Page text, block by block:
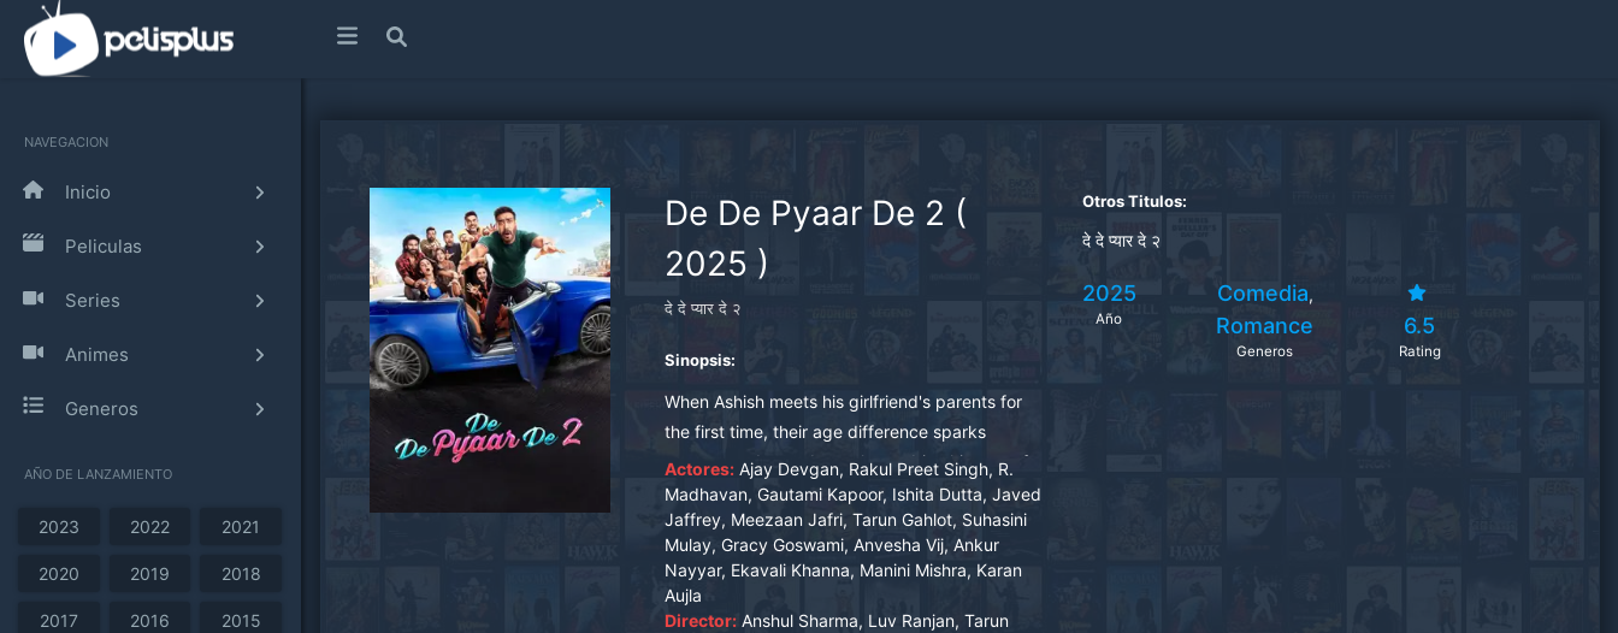
NAVEGACION
Inicio
Peliculas
Series
Animes
Generos
AÑO DE LANZAMIENTO
2023 2022 2021
2020 2019 2018
2017 2016 2015
De De Pyaar De 2 (
2025 )
दे दे प्यार दे २
Sinopsis:
When Ashish meets his girlfriend's parents for
the first time, their age difference sparks
outrage and a madcap plot to drive him out of
her life.
Actores: Ajay Devgan, Rakul Preet Singh, R.
Madhavan, Gautami Kapoor, Ishita Dutta, Javed
Jaffrey, Meezaan Jafri, Tarun Gahlot, Suhasini
Mulay, Gracy Goswami, Anvesha Vij, Ankur
Nayyar, Ekavali Khanna, Manini Mishra, Karan
Aujla
Director: Anshul Sharma, Luv Ranjan, Tarun
Otros Titulos:
दे दे प्यार दे २
2025
Año
Comedia,
Romance
Generos
6.5
Rating